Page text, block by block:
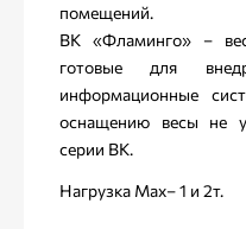
помещений.
ВК «Фламинго» –
готовые для
информационные
оснащению весы не
серии ВК.
Нагрузка Max– 1 и 2т.